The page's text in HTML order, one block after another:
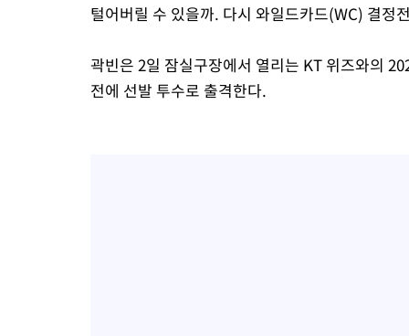
털어버릴 수 있을까. 다시 와일드카드(WC) 결정
곽빈은 2일 잠실구장에서 열리는 KT 위즈와의
전에 선발 투수로 출격한다.